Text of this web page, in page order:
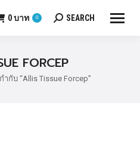
0บาท 0 Search:
SEARCH
FORCEP
กับ “Allis Tissue Forcep”